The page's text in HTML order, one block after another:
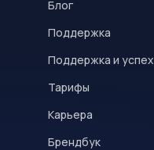
Блог
Поддержка
Поддержка и успех
Тарифы
Карьера
Брендбук